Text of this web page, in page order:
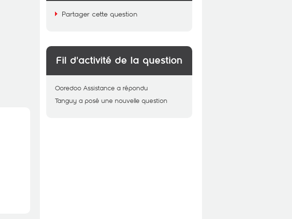
Partager cette question
Fil d'activité de la question
Ooredoo Assistance a répondu
Tanguy a posé une nouvelle question